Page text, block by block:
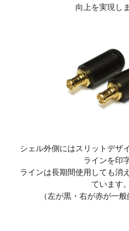
向上を実現し
シェル外側にはスリットデザ
ラインを印字
ラインは長期間使用しても消
ています。
（左が黒・右が赤が一般